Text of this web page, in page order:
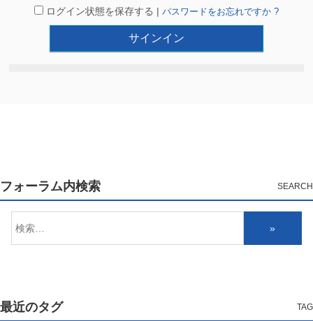
ログイン状態を保存する | パスワードをお忘れですか ?
フォーラム内検索
最近のタグ